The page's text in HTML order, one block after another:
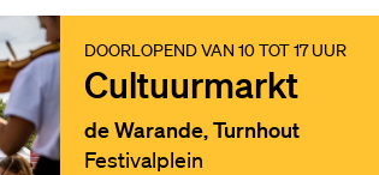
Cultuurmarkt
DOORLOPEND VAN 10 TOT 17 UUR
de Warande, Turnhout
Festivalplein